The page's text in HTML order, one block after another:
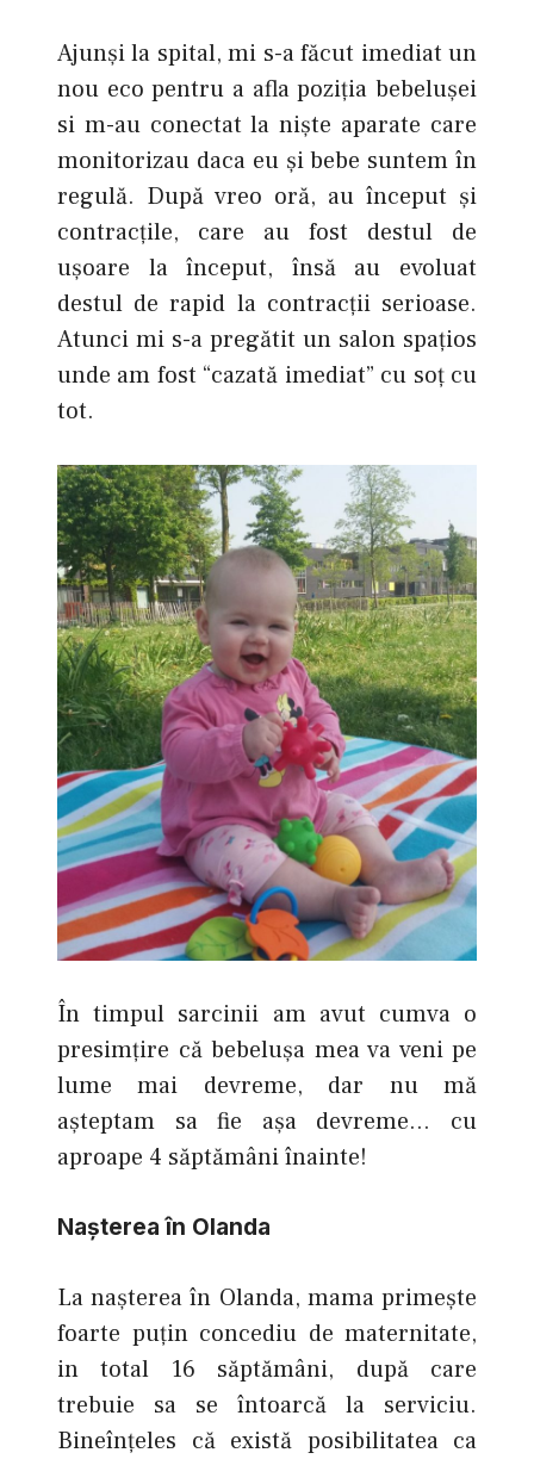
Ajunși la spital, mi s-a făcut imediat un
nou eco pentru a afla poziția bebelușei
si m-au conectat la niște aparate care
monitorizau daca eu şi bebe suntem în
regulă. După vreo oră, au început şi
contracţile, care au fost destul de
ușoare la început, însă au evoluat
destul de rapid la contracții serioase.
Atunci mi s-a pregătit un salon spațios
unde am fost “cazată imediat” cu soț cu
tot.
În timpul sarcinii am avut cumva o
presimțire că bebeluşa mea va veni pe
lume mai devreme, dar nu mă
așteptam sa fie așa devreme… cu
aproape 4 săptămâni înainte!
Naşterea în Olanda
La naşterea în Olanda, mama primește
foarte puțin concediu de maternitate,
in total 16 săptămâni, după care
trebuie sa se întoarcă la serviciu.
Bineînțeles că există posibilitatea ca